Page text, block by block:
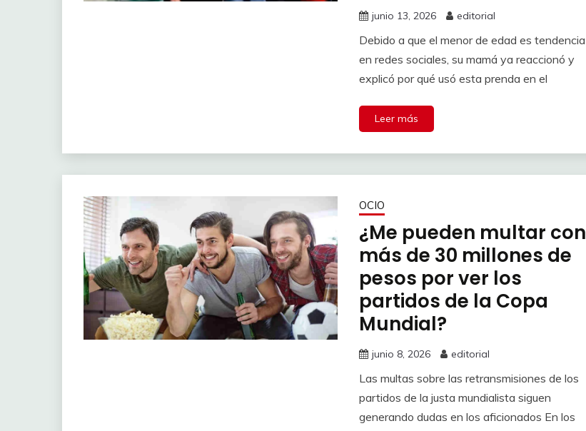
junio 13, 2026 editorial
Debido a que el menor de edad es tendencia
en redes sociales, su mamá ya reaccionó y
explicó por qué usó esta prenda en el
Leer más
OCIO
¿Me pueden multar con
más de 30 millones de
pesos por ver los
partidos de la Copa
Mundial?
junio 8, 2026 editorial
Las multas sobre las retransmisiones de los
partidos de la justa mundialista siguen
generando dudas en los aficionados En los